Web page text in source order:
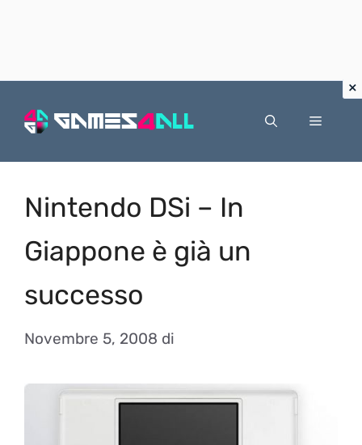
Menu
Nintendo DSi – In
Giappone è già un
successo
Novembre 5, 2008 di